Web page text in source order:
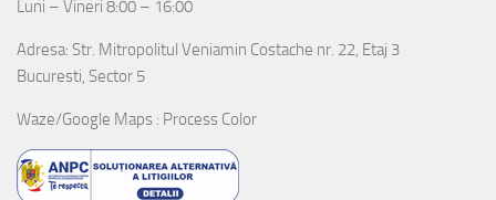
Luni – Vineri 8:00 – 16:00
Adresa: Str. Mitropolitul Veniamin Costache nr. 22, Etaj 3
Bucuresti, Sector 5
Waze/Google Maps : Process Color